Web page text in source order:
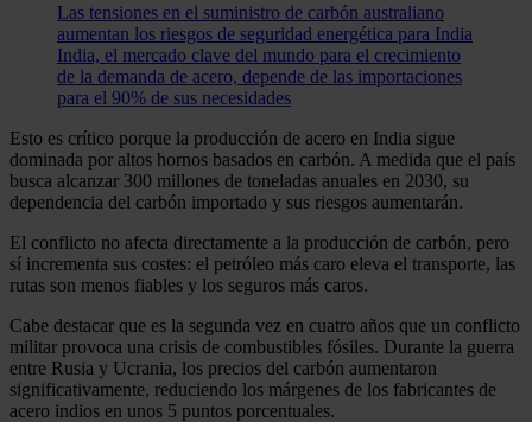
Las tensiones en el suministro de carbón australiano
aumentan los riesgos de seguridad energética para India
India, el mercado clave del mundo para el crecimiento
de la demanda de acero, depende de las importaciones
para el 90% de sus necesidades
Esto es crítico porque la producción de acero en India sigue
dominada por altos hornos basados en carbón. A medida que el país
busca alcanzar 300 millones de toneladas anuales en 2030, su
dependencia del carbón importado y sus riesgos aumentarán.
El conflicto no afecta directamente a la producción de carbón, pero
sí incrementa sus costes: el petróleo más caro eleva el transporte, las
rutas son menos fiables y los seguros más caros.
Cabe destacar que es la segunda vez en cuatro años que un conflicto
militar provoca una crisis de combustibles fósiles. Durante la guerra
entre Rusia y Ucrania, los precios del carbón aumentaron
significativamente, reduciendo los márgenes de los fabricantes de
acero indios en unos 5 puntos porcentuales.